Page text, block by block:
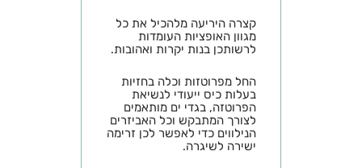
קצרה היריעה מלהכיל את כל
מגוון האופציות העומדות
לרשותכן בנות יקרות ואהובות.
החל מפרוטזות וכלה בחזיות
בעלות כיס ייעודי לנשיאת
הפרוטזה, בגדי ים מותאמים
לצורך המתבקש וכל האביזרים
הנילווים כדי לאפשר לכן זרימה
ישירה לשיגרה.